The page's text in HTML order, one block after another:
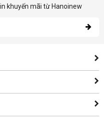
khuyến mãi từ Hanoinew